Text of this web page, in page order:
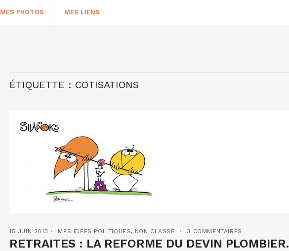
MES PHOTOS MES LIENS
ÉTIQUETTE : COTISATIONS
15 JUIN 2013 MES IDÉES POLITIQUES, NON CLASSÉ 3 COMMENTAIRES
RETRAITES : LA REFORME DU DEVIN PLOMBIER.